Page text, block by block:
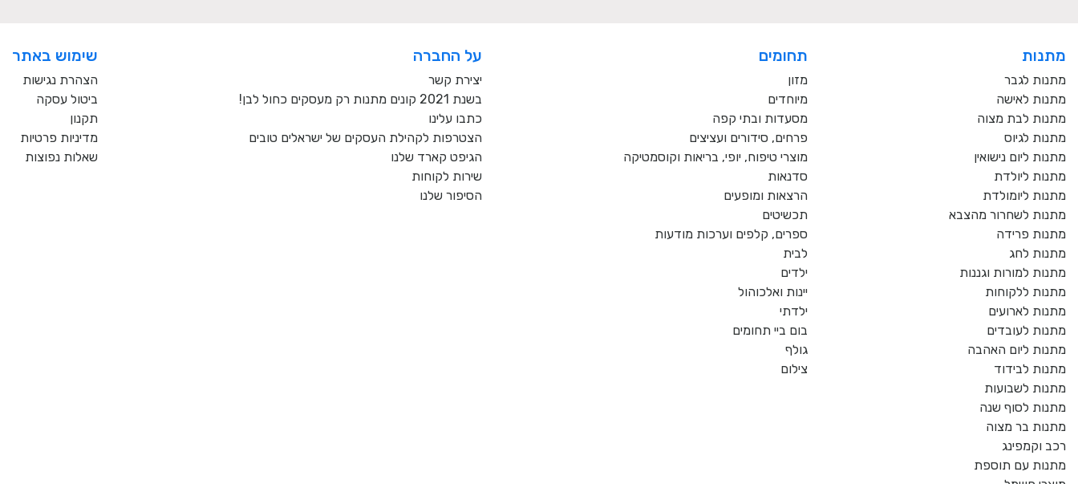
מתנות
מתנות לגבר
מתנות לאישה
מתנות לבת מצוה
מתנות לגיוס
מתנות ליום נישואין
מתנות ליולדת
מתנות ליומולדת
מתנות לשחרור מהצבא
מתנות פרידה
מתנות לחג
מתנות למורות וגננות
מתנות ללקוחות
מתנות לארועים
מתנות לעובדים
מתנות ליום האהבה
מתנות לבידוד
מתנות לשבועות
מתנות לסוף שנה
מתנות בר מצוה
רכב וקמפינג
מתנות עם תוספת
תחומים
מזון
מיוחדים
מסעדות ובתי קפה
פרחים, סידורים ועציצים
מוצרי טיפוח, יופי, בריאות וקוסמטיקה
סדנאות
הרצאות ומופעים
תכשיטים
ספרים, קלפים וערכות מודעות
לבית
ילדים
יינות ואלכוהול
ילדתי
בום ביי תחומים
גולף
צילום
על החברה
יצירת קשר
בשנת 2021 קונים מתנות רק מעסקים כחול לבן!
כתבו עלינו
הצטרפות לקהילת העסקים של ישראלים טובים
הגיפט קארד שלנו
שירות לקוחות
הסיפור שלנו
שימוש באתר
הצהרת נגישות
ביטול עסקה
תקנון
מדיניות פרטיות
שאלות נפוצות